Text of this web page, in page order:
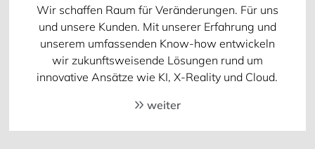
Wir schaffen Raum für Veränderungen. Für uns
und unsere Kunden. Mit unserer Erfahrung und
unserem umfassenden Know-how entwickeln
wir zukunftsweisende Lösungen rund um
innovative Ansätze wie KI, X-Reality und Cloud.
weiter